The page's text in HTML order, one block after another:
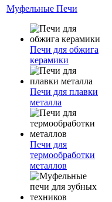
Муфельные Печи
Печи для обжига
керамики
Печи для плавки
металла
Печи для
термообработки
металлов